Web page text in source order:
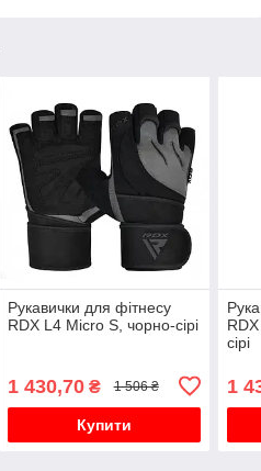
Рукавички для фітнесу
RDX L4 Micro S, чорно-сірі
1 430,70₴ 1 506 ₴
Купити
сірі
1